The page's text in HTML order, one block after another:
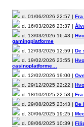
d. 01/06/2026 22:57 | Fra
d. 16/03/2026 23:37 |
d. 13/03/2026 16:43 |
gamingplatforme
d. 12/03/2026 12:59 | De
d. 19/02/2026 23:55 |
casinoplatforme…
d. 12/02/2026 19:00 |
d. 29/12/2025 22:22 |
d. 18/10/2025 22:58 |
d. 29/08/2025 23:43 | De
d. 30/06/2025 19:25 |
d. 08/06/2025 10:39 |